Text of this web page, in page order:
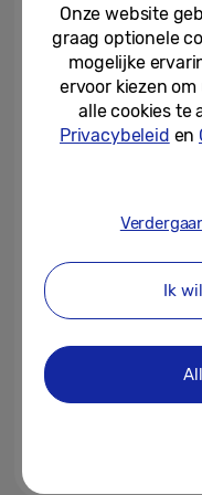
Onze website
graag optionele
mogelijke
ervoor kiezen
alle cookies te
Privacybeleid en
Ik